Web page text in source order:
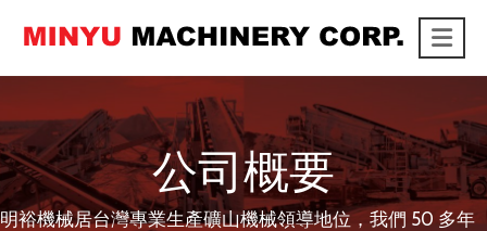
link
公司概要
明裕機械居台灣專業生產礦山機械領導地位，我們 50 多年